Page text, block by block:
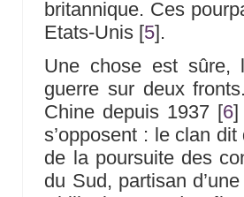
britannique. Ces
Etats-Unis [5].
Une chose est sûre,
guerre sur deux
Chine depuis 1937 [6]
s’opposent : le clan
de la poursuite des
du Sud, partisan